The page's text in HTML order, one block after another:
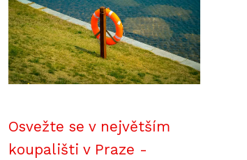
Osvežte se v největším
koupališti v Praze -